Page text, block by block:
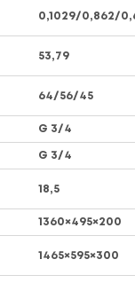
0,1029/0,862/
53,79
64/56/45
G 3/4
G 3/4
18,5
1360×495×200
1465×595×300